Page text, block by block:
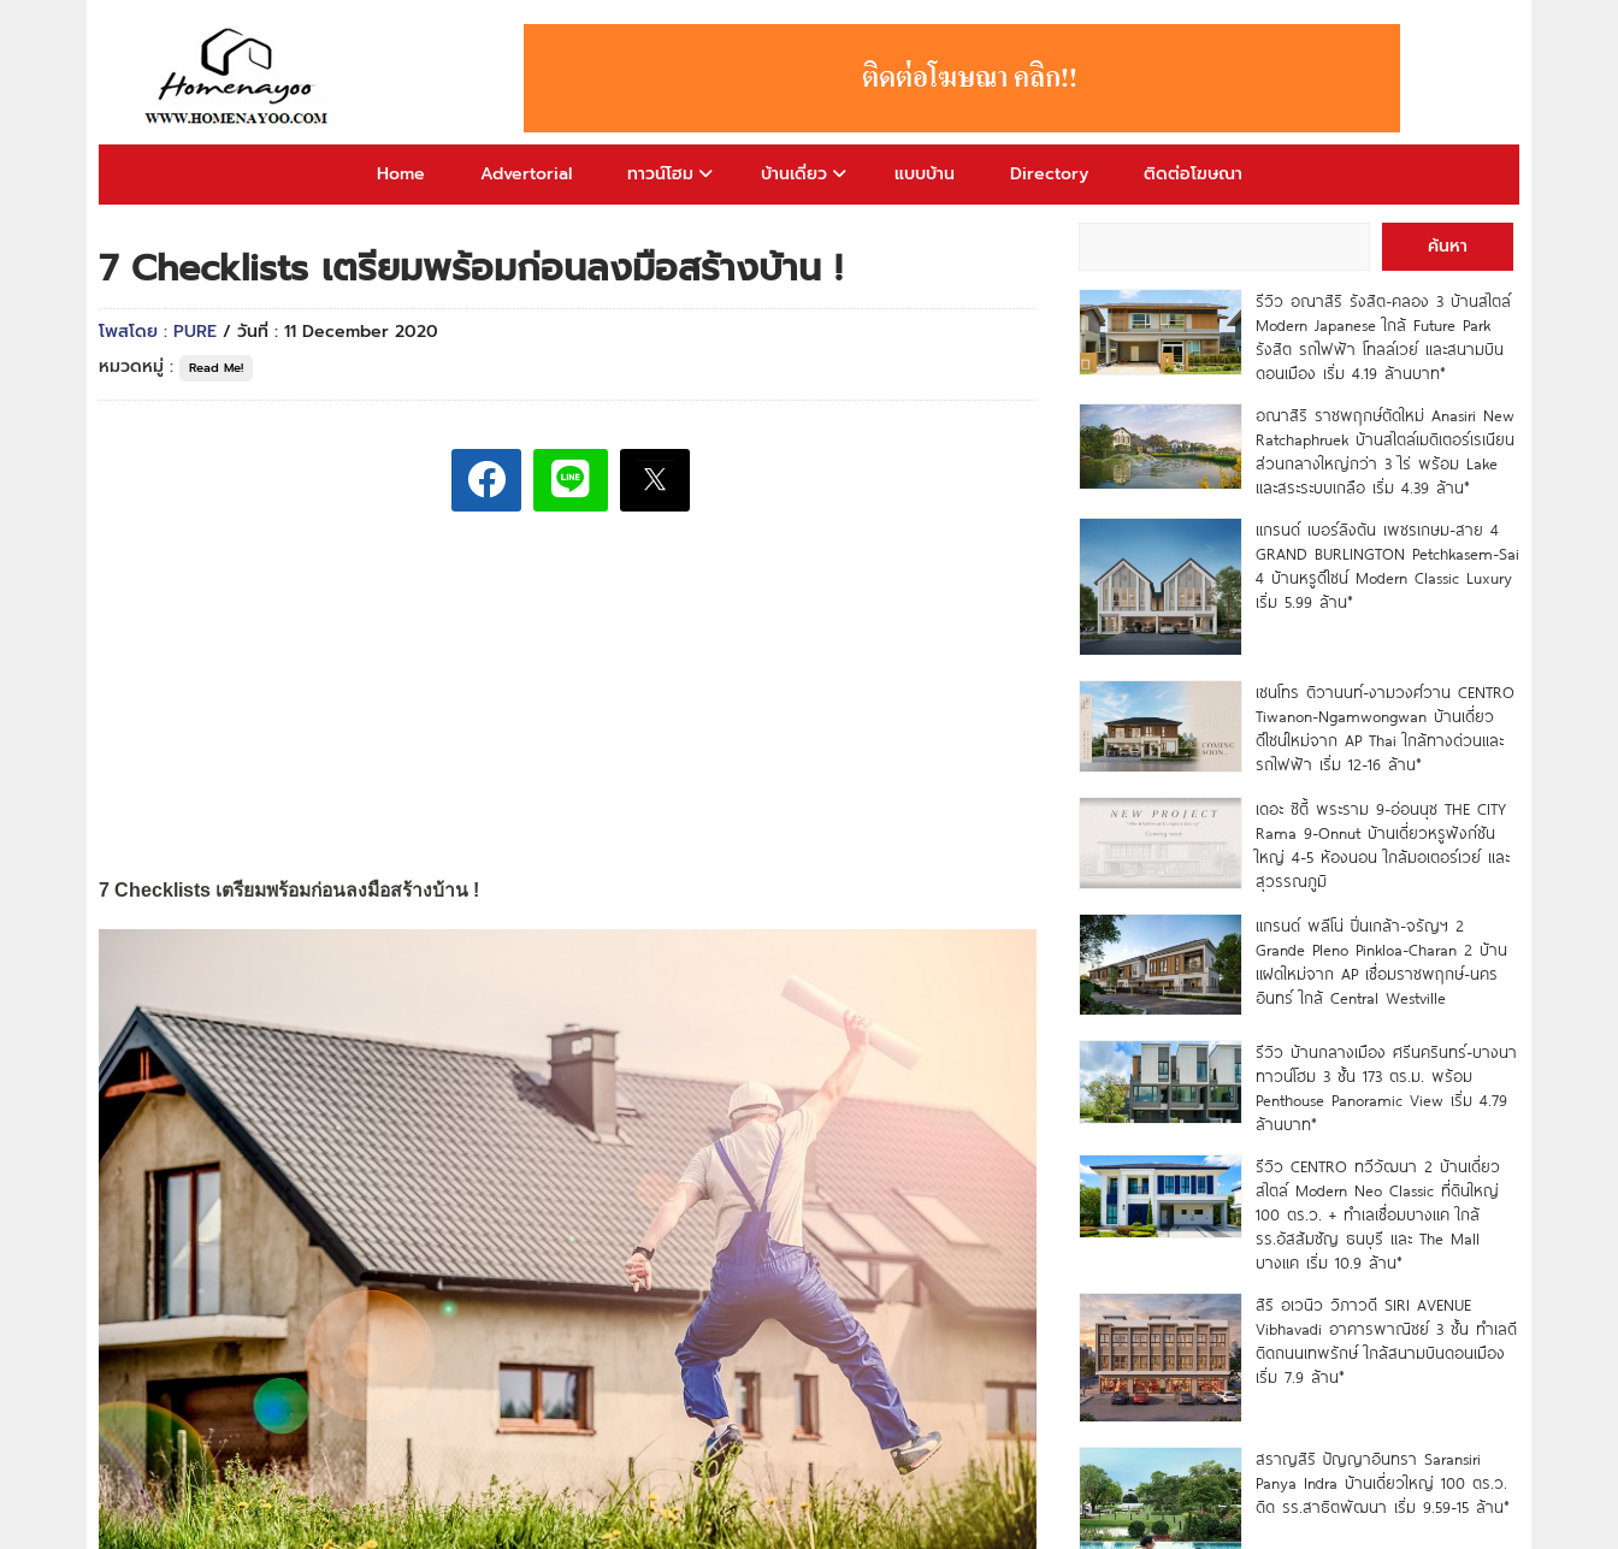
Home Advertorial ทาวน์โฮม บ้านเดี่ยว แบบบ้าน Directory ติดต่อโฆษณา
7 Checklists เตรียมพร้อมก่อนลงมือสร้างบ้าน !
โพสโดย : PURE / วันที่ : 11 December 2020
หมวดหมู่ :
Read Me!
7 Checklists เตรียมพร้อมก่อนลงมือสร้างบ้าน !
ค้นหา
รีวิว อณาสิริ รังสิต-คลอง 3 บ้านสไตล์
Modern Japanese ใกล้ Future Park
รังสิต รถไฟฟ้า โทลล์เวย์ และสนามบิน
ดอนเมือง เริ่ม 4.19 ล้านบาท*
อณาสิริ ราชพฤกษ์ตัดใหม่ Anasiri New
Ratchaphruek บ้านสไตล์เมดิเตอร์เรเนียน
ส่วนกลางใหญ่กว่า 3 ไร่ พร้อม Lake
และสระระบบเกลือ เริ่ม 4.39 ล้าน*
แกรนด์ เบอร์ลิงตัน เพชรเกษม-สาย 4
GRAND BURLINGTON Petchkasem-Sai
4 บ้านหรูดีไซน์ Modern Classic Luxury
เริ่ม 5.99 ล้าน*
เซนโทร ติวานนท์-งามวงศ์วาน CENTRO
Tiwanon-Ngamwongwan บ้านเดี่ยว
ดีไซน์ใหม่จาก AP Thai ใกล้ทางด่วนและ
รถไฟฟ้า เริ่ม 12-16 ล้าน*
เดอะ ซิตี้ พระราม 9-อ่อนนุช THE CITY
Rama 9-Onnut บ้านเดี่ยวหรูฟังก์ชัน
ใหญ่ 4-5 ห้องนอน ใกล้มอเตอร์เวย์ และ
สุวรรณภูมิ
แกรนด์ พลีโน่ ปิ่นเกล้า-จรัญฯ 2
Grande Pleno Pinkloa-Charan 2 บ้าน
แฝดใหม่จาก AP เชื่อมราชพฤกษ์-นคร
อินทร์ ใกล้ Central Westville
รีวิว บ้านกลางเมือง ศรีนครินทร์-บางนา
ทาวน์โฮม 3 ชั้น 173 ตร.ม. พร้อม
Penthouse Panoramic View เริ่ม 4.79
ล้านบาท*
รีวิว CENTRO ทวีวัฒนา 2 บ้านเดี่ยว
สไตล์ Modern Neo Classic ที่ดินใหญ่
100 ตร.ว. + ทำเลเชื่อมบางแค ใกล้
รร.อัสสัมชัญ ธนบุรี และ The Mall
บางแค เริ่ม 10.9 ล้าน*
สิริ อเวนิว วิภาวดี SIRI AVENUE
Vibhavadi อาคารพาณิชย์ 3 ชั้น ทำเลดี
ติดถนนเทพรักษ์ ใกล้สนามบินดอนเมือง
เริ่ม 7.9 ล้าน*
สราญสิริ ปัญญาอินทรา Saransiri
Panya Indra บ้านเดี่ยวใหญ่ 100 ตร.ว.
ดิด รร.สาธิตพัฒนา เริ่ม 9.59-15 ล้าน*